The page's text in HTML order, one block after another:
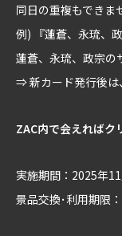
同日の重複もできま
例) 『蓮蒼、永琉、
蓮蒼、永琉、政宗の
⇒ 新カード発行後は
ZAC内で会えれば
実施期間：2025年
景品交換･利用期限